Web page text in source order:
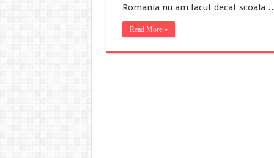
Romania nu am facut decat scoala
Read More »